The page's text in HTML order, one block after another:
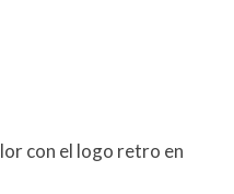
con el logo retro en